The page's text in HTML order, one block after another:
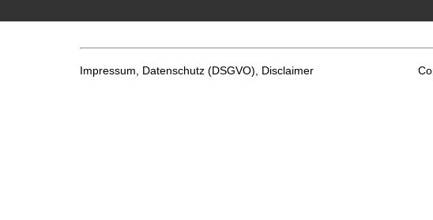
Impressum, Datenschutz (DSGVO), Disclaimer